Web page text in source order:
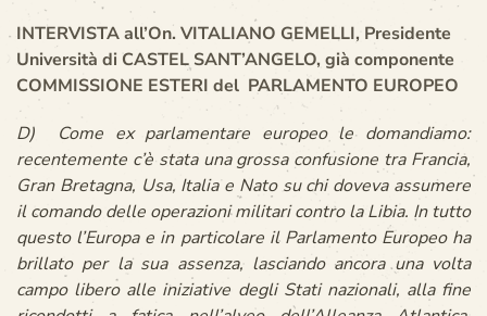
INTERVISTA all’On. VITALIANO GEMELLI, Presidente
Università di CASTEL SANT’ANGELO, già componente
COMMISSIONE ESTERI del PARLAMENTO EUROPEO
D) Come ex parlamentare europeo le domandiamo:
recentemente c’è stata una grossa confusione tra Francia,
Gran Bretagna, Usa, Italia e Nato su chi doveva assumere
il comando delle operazioni militari contro la Libia. In tutto
questo l’Europa e in particolare il Parlamento Europeo ha
brillato per la sua assenza, lasciando ancora una volta
campo libero alle iniziative degli Stati nazionali, alla fine